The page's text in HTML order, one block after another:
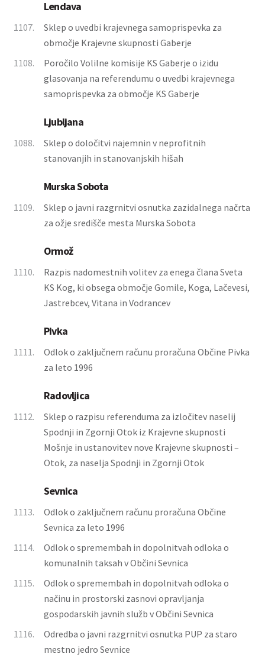
Lendava
1107.
Sklep o uvedbi krajevnega samoprispevka za
območje Krajevne skupnosti Gaberje
1108.
Poročilo Volilne komisije KS Gaberje o izidu
glasovanja na referendumu o uvedbi krajevnega
samoprispevka za območje KS Gaberje
Ljubljana
1088.
Sklep o določitvi najemnin v neprofitnih
stanovanjih in stanovanjskih hišah
Murska Sobota
1109.
Sklep o javni razgrnitvi osnutka zazidalnega načrta
za ožje središče mesta Murska Sobota
Ormož
1110.
Razpis nadomestnih volitev za enega člana Sveta
KS Kog, ki obsega območje Gomile, Koga, Lačevesi,
Jastrebcev, Vitana in Vodrancev
Pivka
1111.
Odlok o zaključnem računu proračuna Občine Pivka
za leto 1996
Radovljica
1112.
Sklep o razpisu referenduma za izločitev naselij
Spodnji in Zgornji Otok iz Krajevne skupnosti
Mošnje in ustanovitev nove Krajevne skupnosti –
Otok, za naselja Spodnji in Zgornji Otok
Sevnica
1113.
Odlok o zaključnem računu proračuna Občine
Sevnica za leto 1996
1114.
Odlok o spremembah in dopolnitvah odloka o
komunalnih taksah v Občini Sevnica
1115.
Odlok o spremembah in dopolnitvah odloka o
načinu in prostorski zasnovi opravljanja
gospodarskih javnih služb v Občini Sevnica
1116.
Odredba o javni razgrnitvi osnutka PUP za staro
mestno jedro Sevnice